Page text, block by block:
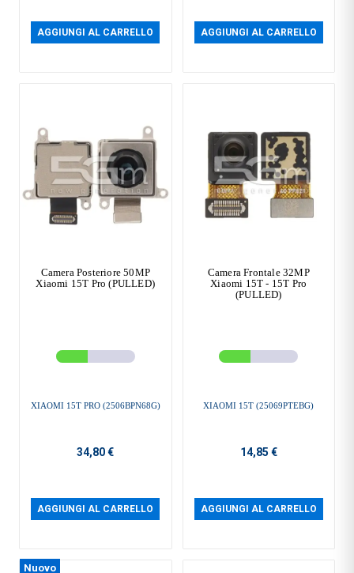
AGGIUNGI AL CARRELLO AGGIUNGI AL CARRELLO
Camera Posteriore 50MP
Xiaomi 15T Pro (PULLED)
XIAOMI 15T PRO (2506BPN68G)
34,80 €
AGGIUNGI AL CARRELLO
Camera Frontale 32MP
Xiaomi 15T - 15T Pro
(PULLED)
XIAOMI 15T (25069PTEBG)
14,85 €
AGGIUNGI AL CARRELLO
Nuovo